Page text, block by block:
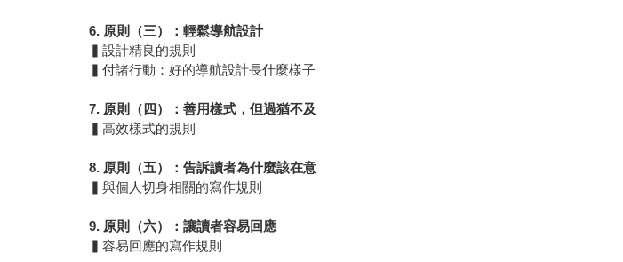
6. 原則（三）：輕鬆導航設計
▍設計精良的規則
▍付諸行動：好的導航設計長什麼樣子
7. 原則（四）：善用樣式，但過猶不及
▍高效樣式的規則
8. 原則（五）：告訴讀者為什麼該在意
▍與個人切身相關的寫作規則
9. 原則（六）：讓讀者容易回應
▍容易回應的寫作規則